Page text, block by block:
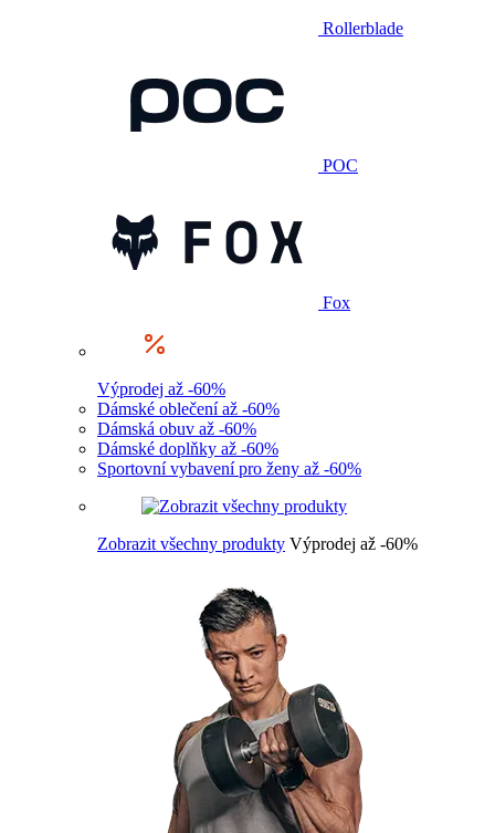
Rollerblade
POC
Fox
Výprodej až -60%
Dámské oblečení až -60%
Dámská obuv až -60%
Dámské doplňky až -60%
Sportovní vybavení pro ženy až -60%
Zobrazit všechny produkty Výprodej až -60%